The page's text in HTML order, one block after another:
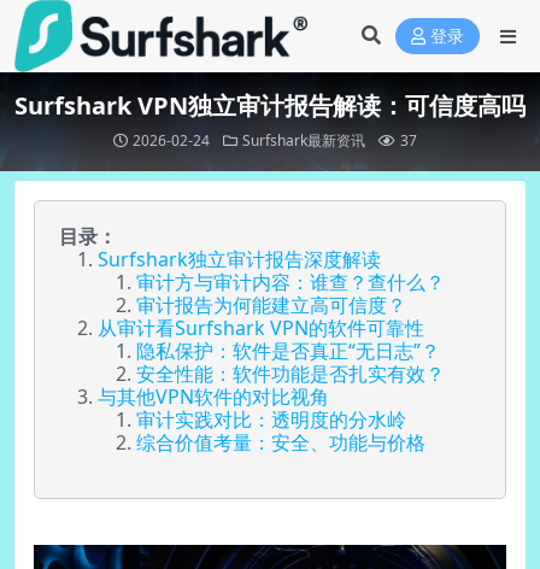
登录
Surfshark VPN独立审计报告解读：可信度高吗
2026-02-24 Surfshark最新资讯 37
目录：
Surfshark独立审计报告深度解读
审计方与审计内容：谁查？查什么？
审计报告为何能建立高可信度？
从审计看Surfshark VPN的软件可靠性
隐私保护：软件是否真正“无日志”？
安全性能：软件功能是否扎实有效？
与其他VPN软件的对比视角
审计实践对比：透明度的分水岭
综合价值考量：安全、功能与价格